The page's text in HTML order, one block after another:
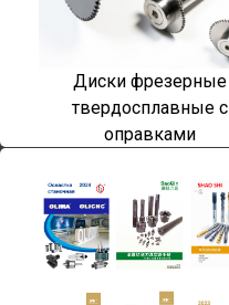
Диски фрезерные
твердосплавные с
оправками